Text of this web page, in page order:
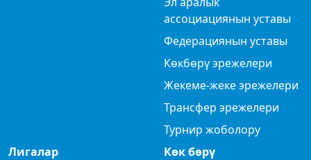
ассоциациянын уставы
Федерациянын уставы
Көкбөрү эрежелери
Жекеме-жеке эрежелери
Трансфер эрежелери
Турнир жоболору
Лигалар
Көк бөрү